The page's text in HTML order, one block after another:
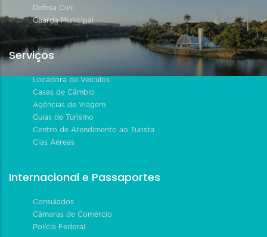
Defesa Civil
Guarda Municipal
Serviços
Locadora de Veículos
Casas de Câmbio
Agências de Viagem
Guias de Turismo
Centro de Atendimento ao Turista
Cias Aéreas
Internacional e Passaportes
Consulados
Câmaras de Comércio
Polícia Federal